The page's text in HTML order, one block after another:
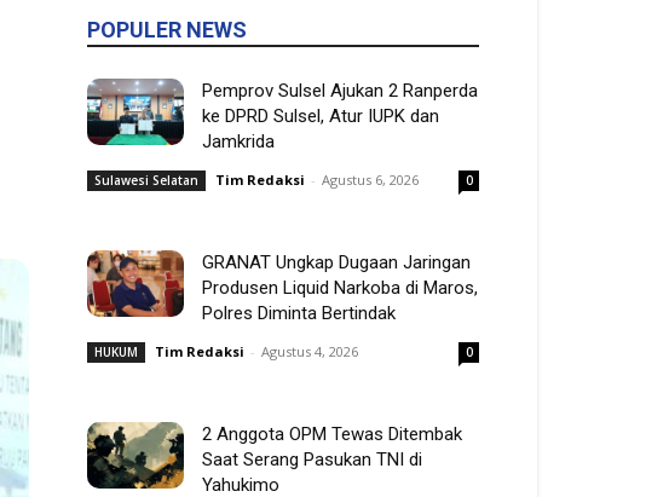
POPULER NEWS
Pemprov Sulsel Ajukan 2 Ranperda
ke DPRD Sulsel, Atur IUPK dan
Jamkrida
Sulawesi Selatan Tim Redaksi - Agustus 6, 2026 0
GRANAT Ungkap Dugaan Jaringan
Produsen Liquid Narkoba di Maros,
Polres Diminta Bertindak
HUKUM Tim Redaksi - Agustus 4, 2026 0
2 Anggota OPM Tewas Ditembak
Saat Serang Pasukan TNI di
Yahukimo